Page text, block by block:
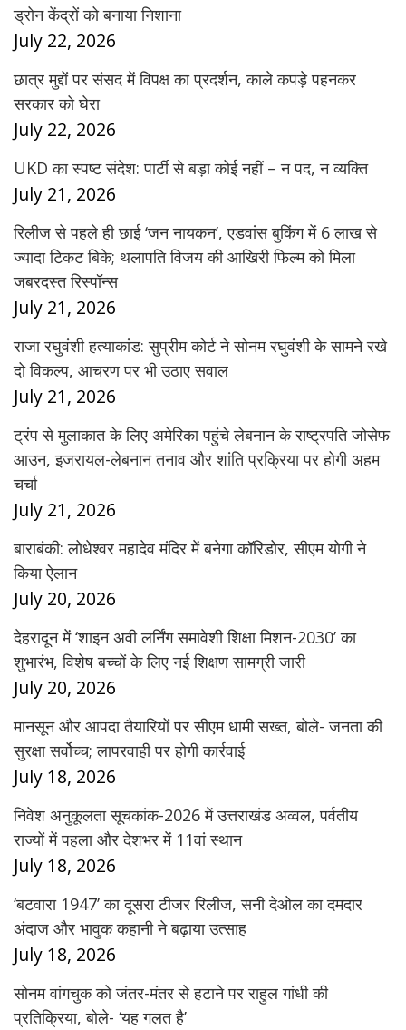
ड्रोन केंद्रों को बनाया निशाना
July 22, 2026
छात्र मुद्दों पर संसद में विपक्ष का प्रदर्शन, काले कपड़े पहनकर
सरकार को घेरा
July 22, 2026
UKD का स्पष्ट संदेश: पार्टी से बड़ा कोई नहीं – न पद, न व्यक्ति
July 21, 2026
रिलीज से पहले ही छाई ‘जन नायकन’, एडवांस बुकिंग में 6 लाख से
ज्यादा टिकट बिके; थलापति विजय की आखिरी फिल्म को मिला
जबरदस्त रिस्पॉन्स
July 21, 2026
राजा रघुवंशी हत्याकांड: सुप्रीम कोर्ट ने सोनम रघुवंशी के सामने रखे
दो विकल्प, आचरण पर भी उठाए सवाल
July 21, 2026
ट्रंप से मुलाकात के लिए अमेरिका पहुंचे लेबनान के राष्ट्रपति जोसेफ
आउन, इजरायल-लेबनान तनाव और शांति प्रक्रिया पर होगी अहम
चर्चा
July 21, 2026
बाराबंकी: लोधेश्वर महादेव मंदिर में बनेगा कॉरिडोर, सीएम योगी ने
किया ऐलान
July 20, 2026
देहरादून में ‘शाइन अवी लर्निंग समावेशी शिक्षा मिशन-2030’ का
शुभारंभ, विशेष बच्चों के लिए नई शिक्षण सामग्री जारी
July 20, 2026
मानसून और आपदा तैयारियों पर सीएम धामी सख्त, बोले- जनता की
सुरक्षा सर्वोच्च; लापरवाही पर होगी कार्रवाई
July 18, 2026
निवेश अनुकूलता सूचकांक-2026 में उत्तराखंड अव्वल, पर्वतीय
राज्यों में पहला और देशभर में 11वां स्थान
July 18, 2026
‘बटवारा 1947’ का दूसरा टीजर रिलीज, सनी देओल का दमदार
अंदाज और भावुक कहानी ने बढ़ाया उत्साह
July 18, 2026
सोनम वांगचुक को जंतर-मंतर से हटाने पर राहुल गांधी की
प्रतिक्रिया, बोले- ‘यह गलत है’